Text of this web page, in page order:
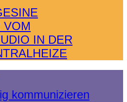
VOM
IN DER
kommunizieren